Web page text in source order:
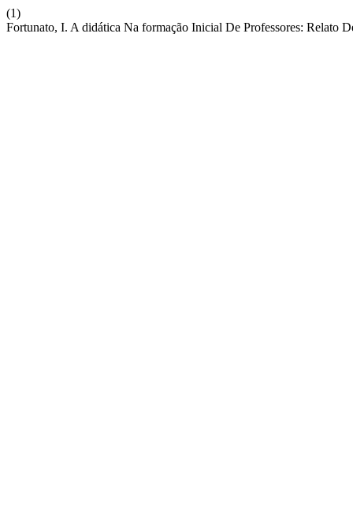
(1)
Fortunato, I. A didática Na formação Inicial De Professores: Relato